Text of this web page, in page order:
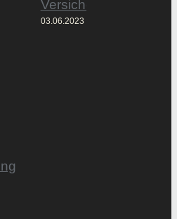
Versicherungsmarkt
03.06.2023